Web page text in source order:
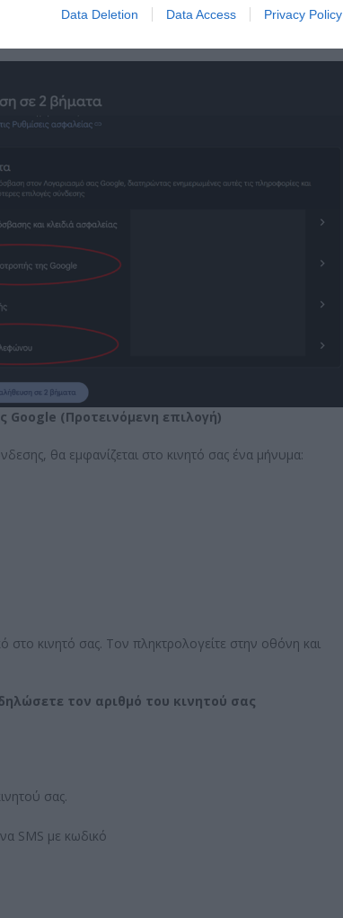
Data Deletion Data Access Privacy Policy
την επιλογή «Δεύτερα βήματα»
Google (Προτεινόμενη επιλογή)
θα εμφανίζεται στο κινητό σας ένα μήνυμα:
στο κινητό σας. Τον πληκτρολογείτε στην οθόνη και
τον αριθμό του κινητού σας
σας.
SMS με κωδικό